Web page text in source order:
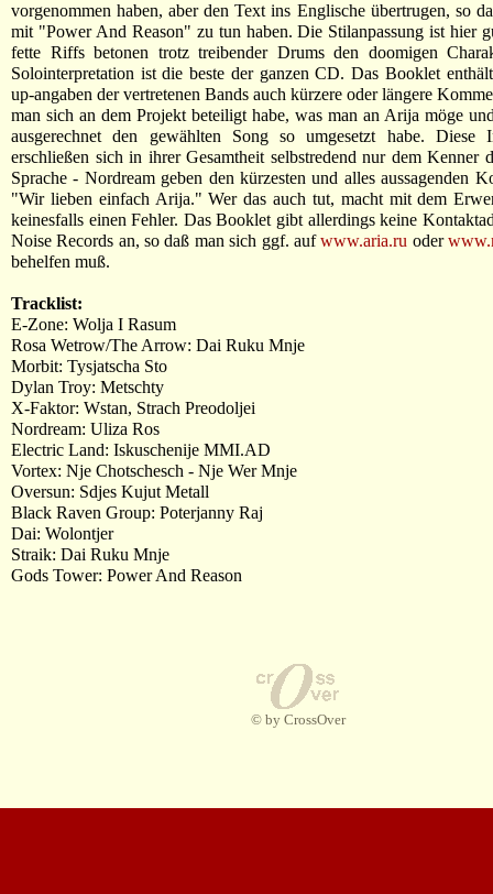
vorgenommen haben, aber den Text ins Englische übertrugen, so
mit "Power And Reason" zu tun haben. Die Stilanpassung ist hier
fette Riffs betonen trotz treibender Drums den doomigen
Solointerpretation ist die beste der ganzen CD. Das Booklet
up-angaben der vertretenen Bands auch kürzere oder längere
man sich an dem Projekt beteiligt habe, was man an Arija möge
ausgerechnet den gewählten Song so umgesetzt habe. Diese
erschließen sich in ihrer Gesamtheit selbstredend nur dem Kenner
Sprache - Nordream geben den kürzesten und alles aussagenden
"Wir lieben einfach Arija." Wer das auch tut, macht mit dem
keinesfalls einen Fehler. Das Booklet gibt allerdings keine
Noise Records an, so daß man sich ggf. aufwww.aria.ru oder
behelfen muß.
Tracklist:
E-Zone: Wolja I Rasum
Rosa Wetrow/The Arrow: Dai Ruku Mnje
Morbit: Tysjatscha Sto
Dylan Troy: Metschty
X-Faktor: Wstan, Strach Preodoljei
Nordream: Uliza Ros
Electric Land: Iskuschenije MMI.AD
Vortex: Nje Chotschesch - Nje Wer Mnje
Oversun: Sdjes Kujut Metall
Black Raven Group: Poterjanny Raj
Dai: Wolontjer
Straik: Dai Ruku Mnje
Gods Tower: Power And Reason
© by CrossOver